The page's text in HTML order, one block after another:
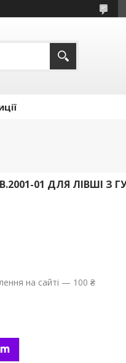
01 ДЛЯ ЛІВШІ
на сайті — 100 ₴